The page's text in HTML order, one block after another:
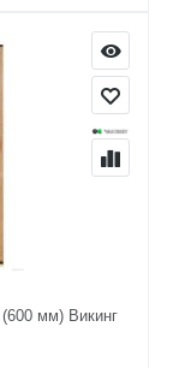
мм) Викинг